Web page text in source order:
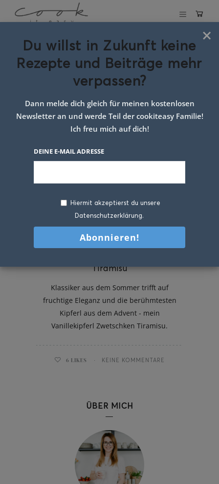
Schlagwort:
Tiramisu zu
Weihnachten
Tiramisu
Klassiker aus dem Sommer trifft auf
fruchtige Eleganz und die berühmtesten
Kipferl aus dem Advent - mein
Vanillekipferl Zwetschken Tiramisu.
6 LIKES KEINE KOMMENTARE
ÜBER MICH
×
Du willst in Zukunft keine
Rezepte und Beiträge mehr
verpassen?
Dann melde dich gleich für meinen kostenlosen
Newsletter an und werde Teil der cookiteasy Familie!
Ich freu mich auf dich!
DEINE E-MAIL ADRESSE
Hiermit akzeptierst du unsere
Datenschutzerklärung.